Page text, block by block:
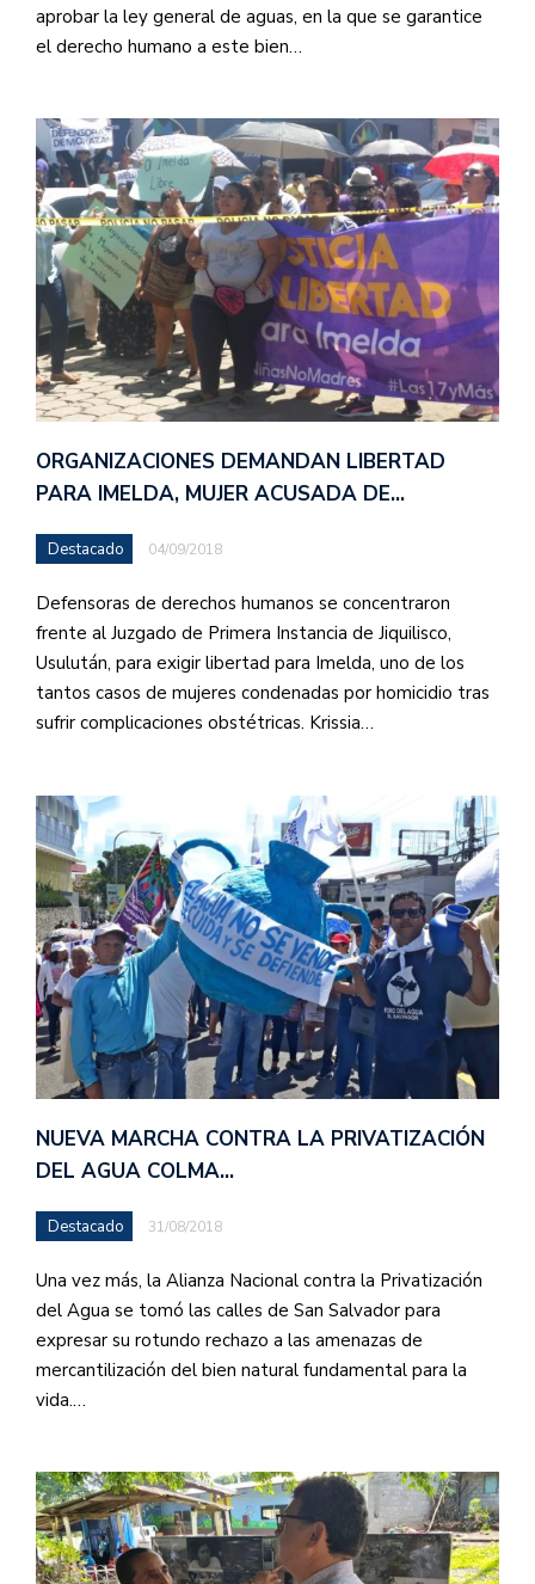
aprobar la ley general de aguas, en la que se garantice
el derecho humano a este bien…
ORGANIZACIONES DEMANDAN LIBERTAD
PARA IMELDA, MUJER ACUSADA DE…
Destacado 04/09/2018
Defensoras de derechos humanos se concentraron
frente al Juzgado de Primera Instancia de Jiquilisco,
Usulután, para exigir libertad para Imelda, uno de los
tantos casos de mujeres condenadas por homicidio tras
sufrir complicaciones obstétricas. Krissia…
NUEVA MARCHA CONTRA LA PRIVATIZACIÓN
DEL AGUA COLMA…
Destacado 31/08/2018
Una vez más, la Alianza Nacional contra la Privatización
del Agua se tomó las calles de San Salvador para
expresar su rotundo rechazo a las amenazas de
mercantilización del bien natural fundamental para la
vida.…